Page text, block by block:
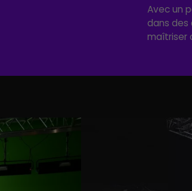
Avec un
dans des
maîtriser